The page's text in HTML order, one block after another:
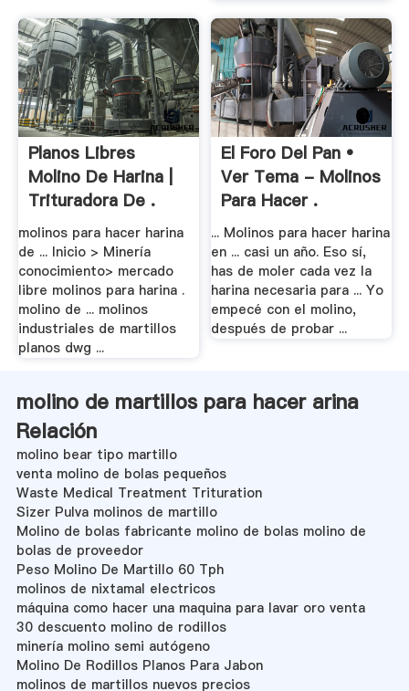
Planos Libres
Molino De Harina |
Trituradora De .
molinos para hacer harina
de ... Inicio > Minería
conocimiento> mercado
libre molinos para harina .
molino de ... molinos
industriales de martillos
planos dwg ...
El Foro Del Pan •
Ver Tema - Molinos
Para Hacer .
... Molinos para hacer harina
en ... casi un año. Eso sí,
has de moler cada vez la
harina necesaria para ... Yo
empecé con el molino,
después de probar ...
molino de martillos para hacer arina
Relación
molino bear tipo martillo
venta molino de bolas pequeños
Waste Medical Treatment Trituration
Sizer Pulva molinos de martillo
Molino de bolas fabricante molino de bolas molino de
bolas de proveedor
Peso Molino De Martillo 60 Tph
molinos de nixtamal electricos
máquina como hacer una maquina para lavar oro venta
30 descuento molino de rodillos
minería molino semi autógeno
Molino De Rodillos Planos Para Jabon
molinos de martillos nuevos precios